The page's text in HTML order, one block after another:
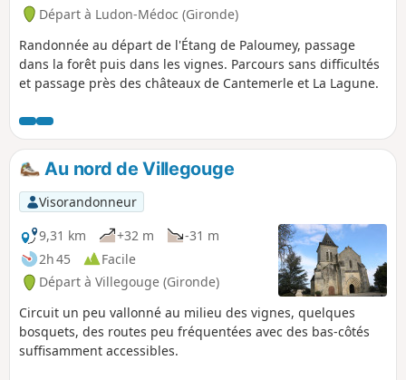
Départ à Ludon-Médoc (Gironde)
Randonnée au départ de l'Étang de Paloumey, passage
dans la forêt puis dans les vignes. Parcours sans difficultés
et passage près des châteaux de Cantemerle et La Lagune.
Au nord de Villegouge
Visorandonneur
9,31 km
+32 m
-31 m
2h 45
Facile
Départ à Villegouge (Gironde)
Circuit un peu vallonné au milieu des vignes, quelques
bosquets, des routes peu fréquentées avec des bas-côtés
suffisamment accessibles.